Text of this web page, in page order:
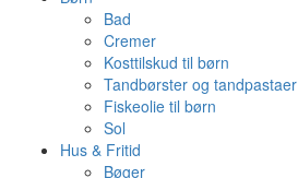
Bad
Cremer
Kosttilskud til børn
Tandbørster og tandpastaer
Fiskeolie til børn
Sol
Hus & Fritid
Bøger